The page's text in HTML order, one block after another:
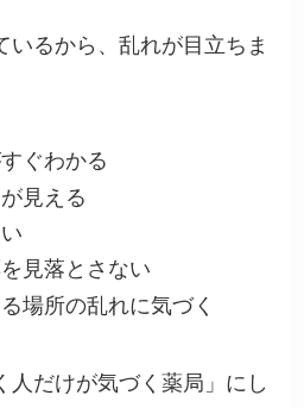
いるから、乱れが目立ちま
ぐわかる
見える
見落とさない
場所の乱れに気づく
人だけが気づく薬局」にし